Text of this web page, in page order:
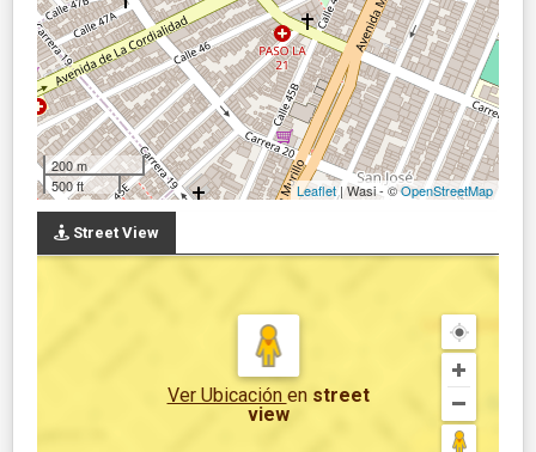
200 m
500 ft
Leaflet| Wasi - ©OpenStreetMap
Street View
Ver Ubicación en street
view